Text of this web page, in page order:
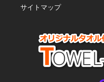
サイトマップ